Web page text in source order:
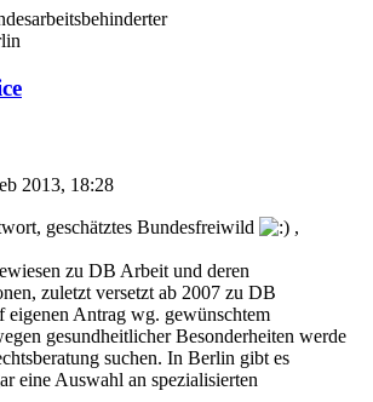
2013, 18:28
geschätztes Bundesfreiwild ,
zu DB Arbeit und deren
zuletzt versetzt ab 2007 zu DB
eigenen Antrag wg. gewünschtem
gesundheitlicher Besonderheiten werde
suchen. In Berlin gibt es
eine Auswahl an spezialisierten